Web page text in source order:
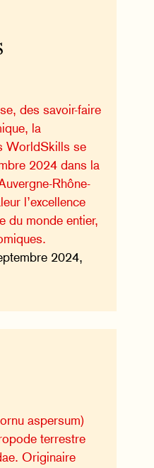
des savoir-faire
la
WorldSkills se
2024 dans la
Rhône-
l’excellence
du monde entier,
2024,
aspersum)
terrestre
Originaire